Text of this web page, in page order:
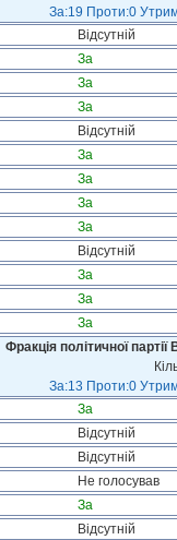
За:19 Проти:0
Відсутній
За
За
За
Відсутній
За
За
За
За
Відсутній
За
За
За
Фракція політичної
За:13 Проти:0
За
Відсутній
Відсутній
Не голосував
За
Відсутній